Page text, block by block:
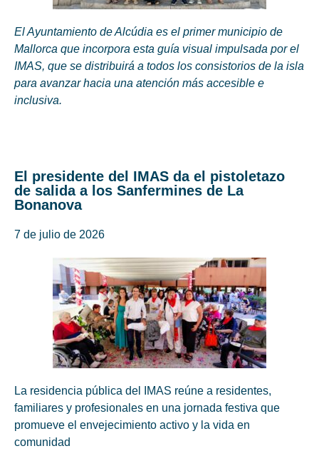
El Ayuntamiento de Alcúdia es el primer municipio de
Mallorca que incorpora esta guía visual impulsada por el
IMAS, que se distribuirá a todos los consistorios de la isla
para avanzar hacia una atención más accesible e
inclusiva.
El presidente del IMAS da el pistoletazo
de salida a los Sanfermines de La
Bonanova
7 de julio de 2026
La residencia pública del IMAS reúne a residentes,
familiares y profesionales en una jornada festiva que
promueve el envejecimiento activo y la vida en
comunidad